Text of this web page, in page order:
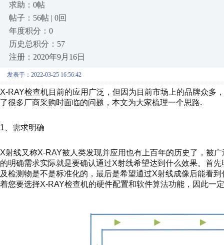
求助：0帖
帖子：56帖 | 0回
年度积分：0
历史总积分：57
注册：2020年9月16日
发表于：2022-03-25 16:56:42
X-RAY检查机目前的应用广泛，但因为目前市场上的品牌众多
了很多厂商采购时面临的问题，本文为大家梳理一个思路.
1、需求明确
X射线又称X-RAY被人类发现并应用也有上百年的历史了，被
的明确需求实际就是要确认通过X射线希望达到什么效果。首
及检测物是不是标准化的，最后是希望通过X射线成像后能看
着您要选择X-RAY检查机的硬件配置和软件算法功能，因此一